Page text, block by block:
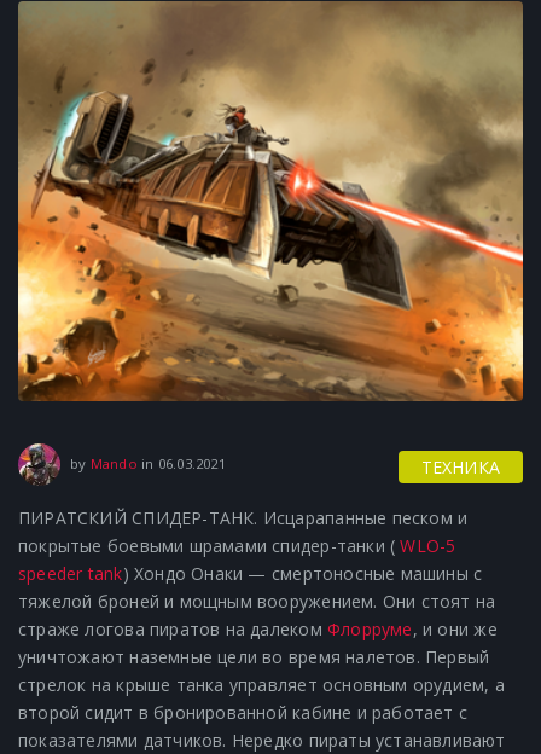
by Mando in 06.03.2021 ТЕХНИКА
ПИРАТСКИЙ СПИДЕР-ТАНК. Исцарапанные песком и
покрытые боевыми шрамами спидер-танки (WLO-5
speeder tank) Хондо Онаки — смертоносные машины с
тяжелой броней и мощным вооружением. Они стоят на
страже логова пиратов на далеком Флорруме, и они же
уничтожают наземные цели во время налетов. Первый
стрелок на крыше танка управляет основным орудием, а
второй сидит в бронированной кабине и работает с
показателями датчиков. Нередко пираты устанавливают